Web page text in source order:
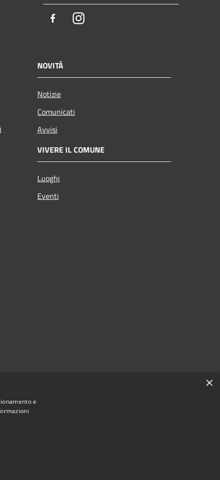
FacebookInstagram
NOVITÀ
Notizie
Comunicati
Avvisi
VIVERE IL COMUNE
Luoghi
Eventi
×
e